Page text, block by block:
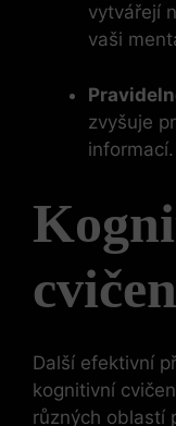
vytvářejí
vaši
zvyšuje
informací.
Další efektivní
kognitivní
různých oblastí